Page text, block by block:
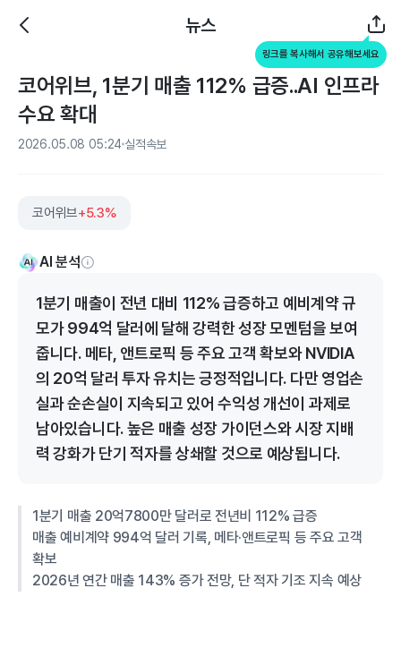
뉴스
링크를 복사해서 공유해보세요
코어위브, 1분기 매출 112% 급증..AI 인프라
수요 확대
2026.05.08 05:24 실적속보
코어위브+5.3%
AI 분석
1분기 매출이 전년 대비 112% 급증하고 예비계약 규
모가 994억 달러에 달해 강력한 성장 모멘텀을 보여
줍니다. 메타, 앤트로픽 등 주요 고객 확보와 NVIDIA
의 20억 달러 투자 유치는 긍정적입니다. 다만 영업손
실과 순손실이 지속되고 있어 수익성 개선이 과제로
남아있습니다. 높은 매출 성장 가이던스와 시장 지배
력 강화가 단기 적자를 상쇄할 것으로 예상됩니다.
1분기 매출 20억7800만 달러로 전년비 112% 급증
매출 예비계약 994억 달러 기록, 메타·앤트로픽 등 주요 고객
확보
2026년 연간 매출 143% 증가 전망, 단 적자 기조 지속 예상